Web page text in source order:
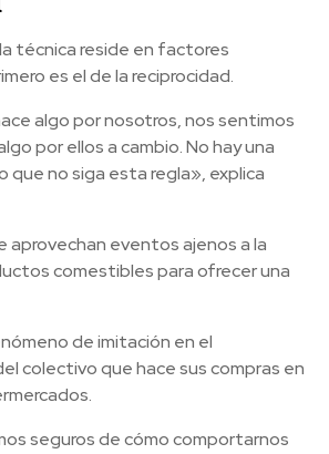
técnica reside en factores
es el de la reciprocidad.
algo por nosotros, nos sentimos
por ellos a cambio. No hay una
que no siga esta regla», explica
aprovechan eventos ajenos a la
comestibles para ofrecer una
de imitación en el
colectivo que hace sus compras en
seguros de cómo comportarnos